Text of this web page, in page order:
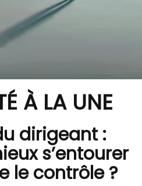
À LA UNE
dirigeant :
s’entourer
le contrôle ?